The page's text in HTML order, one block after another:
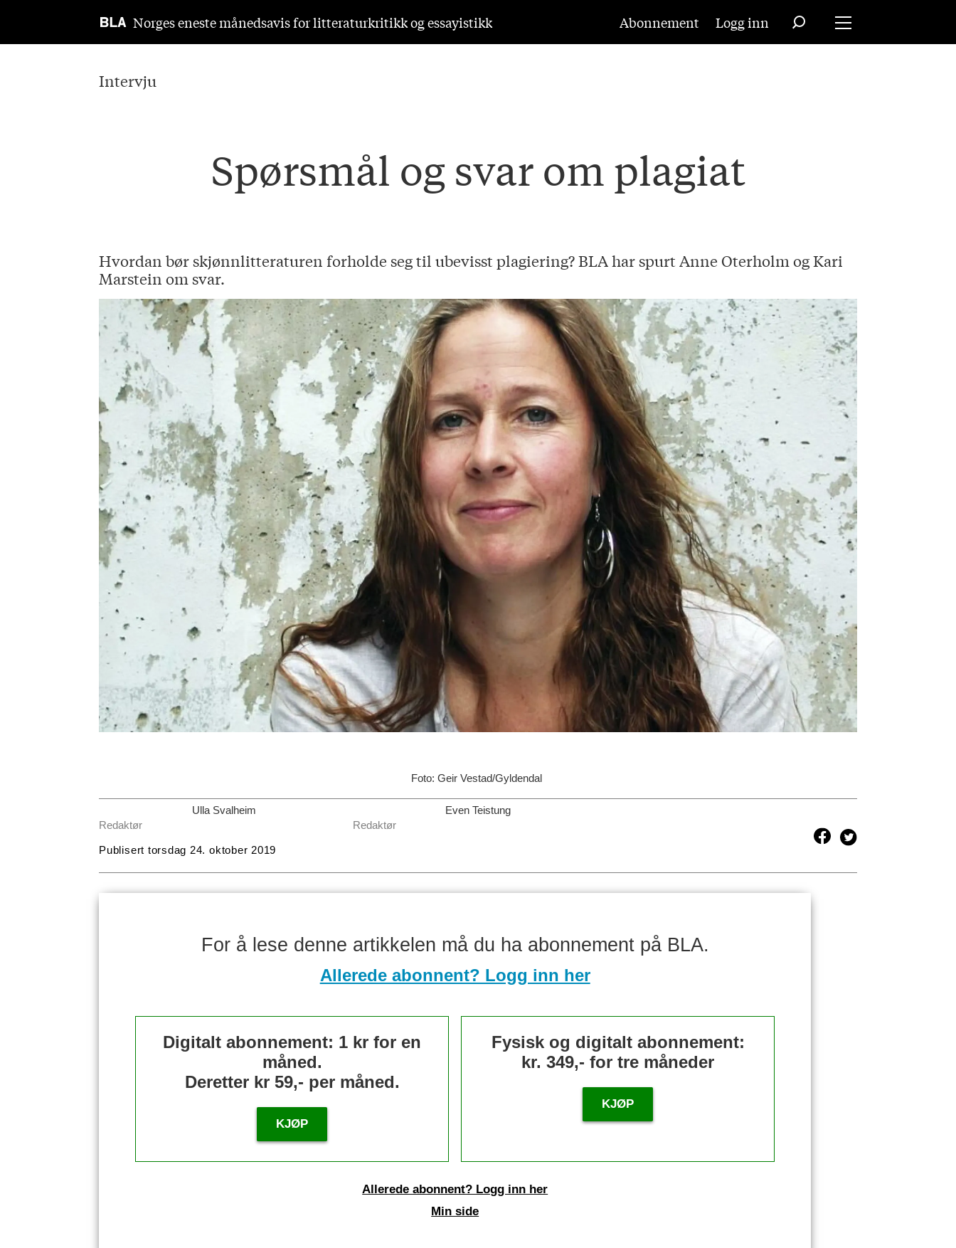
Norges eneste månedsavis for litteraturkritikk og essayistikk Abonnement Logg inn
Intervju
Spørsmål og svar om plagiat
Hvordan bør skjønnlitteraturen forholde seg til ubevisst plagiering? BLA har spurt Anne Oterholm og Kari
Marstein om svar.
Foto: Geir Vestad/Gyldendal
Ulla Svalheim
Redaktør
Even Teistung
Redaktør
Publisert torsdag 24. oktober 2019
For å lese denne artikkelen må du ha abonnement på BLA.
Allerede abonnent? Logg inn her
Digitalt abonnement: 1 kr for en
måned.
Deretter kr 59,- per måned.
KJØP
Fysisk og digitalt abonnement:
kr. 349,- for tre måneder
KJØP
Allerede abonnent? Logg inn her
Min side